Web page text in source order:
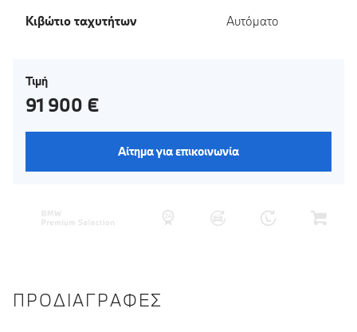
Κιβώτιο ταχυτήτων Αυτόματο
Τιμή
91 900 €
Αίτημα για επικοινωνία
ΠΡΟΔΙΑΓΡΑΦΈΣ